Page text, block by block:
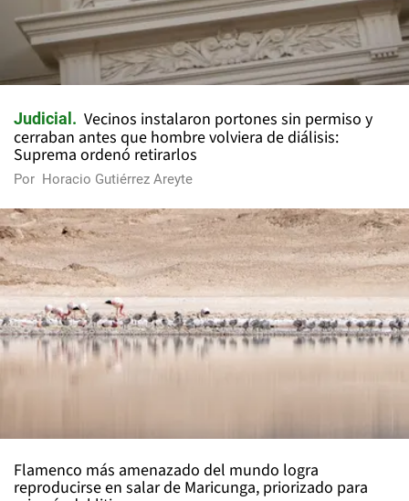
Judicial
Vecinos instalaron portones sin permiso y
cerraban antes que hombre volviera de diálisis:
Suprema ordenó retirarlos
Por Horacio Gutiérrez Areyte
Flamenco más amenazado del mundo logra
reproducirse en salar de Maricunga, priorizado para